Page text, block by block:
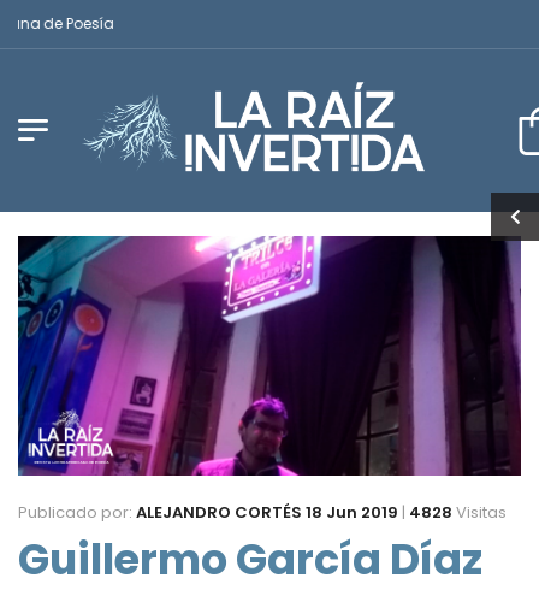
de Poesía
Publicado por: ALEJANDRO CORTÉS 18 Jun 2019 | 4828 Visitas
Guillermo García Díaz